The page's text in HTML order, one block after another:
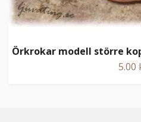
Örkrokar modell större
5.00